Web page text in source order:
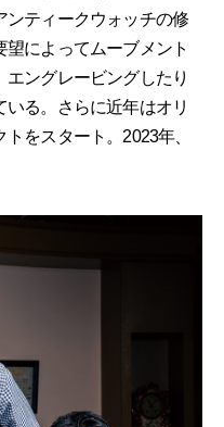
ンティークウォッチの修
によってムーブメント
ングレービングしたり
る。さらに近年はオリ
をスタート。2023年、